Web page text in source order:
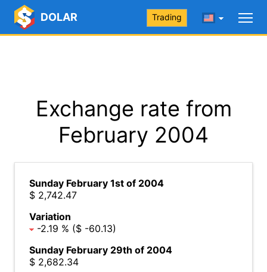
DOLAR Trading
Exchange rate from
February 2004
Sunday February 1st of 2004
$ 2,742.47
Variation
-2.19 % ($ -60.13)
Sunday February 29th of 2004
$ 2,682.34